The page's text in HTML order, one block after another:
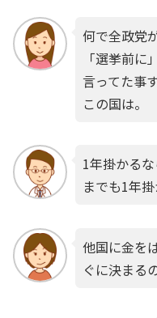
何で全政党が
「選挙前に」
言ってた事
この国は。
1年掛かる
までも1年
他国に金を
ぐに決まる